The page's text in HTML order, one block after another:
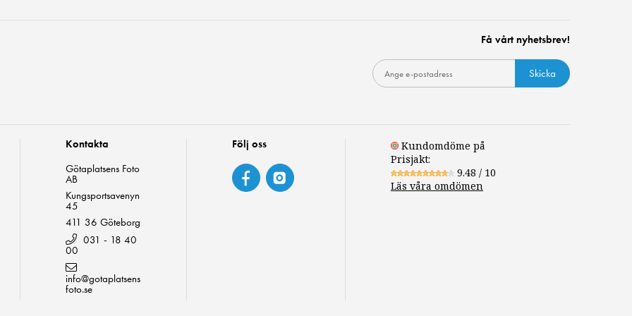
Få vårt nyhetsbrev!
Skicka
Kontakta
Götaplatsens Foto
AB
Kungsportsavenyn
45
411 36 Göteborg
031 - 18 40
00
info@gotaplatsens
foto.se
Följ oss